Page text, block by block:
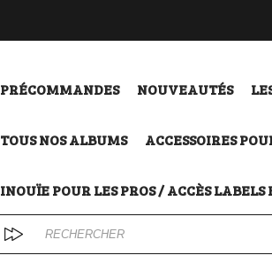
PRÉCOMMANDES NOUVEAUTÉS
TOUS NOS ALBUMS ACCESSOIRES
INOUÏE POUR LES PROS / ACCÈS LABELS